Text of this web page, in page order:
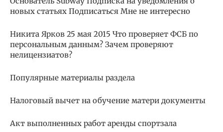
новых статьях Подписаться Мне не интересно
Никита Ярков 25 мая 2015 Что проверяет ФСБ по
персональным данным? Зачем проверяют
нелицензиатов?
Популярные материалы раздела
Налоговый вычет на обучение матери документы
Акт выполненных работ аренды спортзала